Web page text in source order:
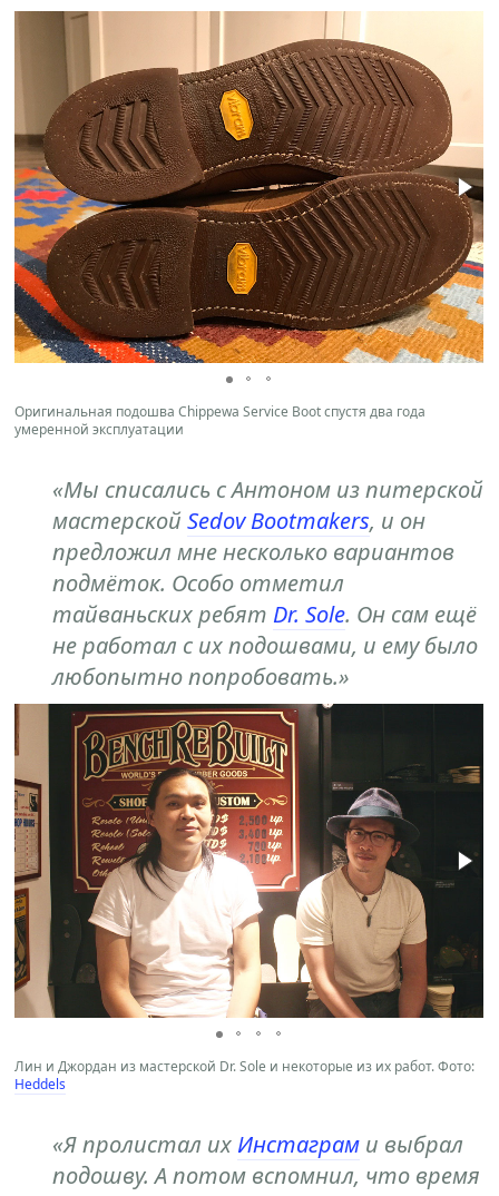
Оригинальная подошва Chippewa Service Boot спустя два года
умеренной эксплуатации
«Мы списались с Антоном из питерской
мастерскойSedov Bootmakers, и он
предложил мне несколько вариантов
подмёток. Особо отметил
тайваньских ребят Dr. Sole. Он сам ещё
не работал с их подошвами, и ему было
любопытно попробовать.»
Лин и Джордан из мастерской Dr. Sole и некоторые из их работ. Фото:
Heddels
«Я пролистал их Инстаграм и выбрал
подошву. А потом вспомнил, что время